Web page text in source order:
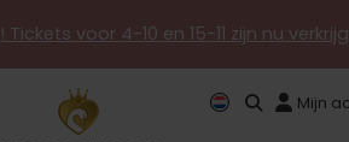
voor 4-10 en 15-11 zijn nu
Mijn